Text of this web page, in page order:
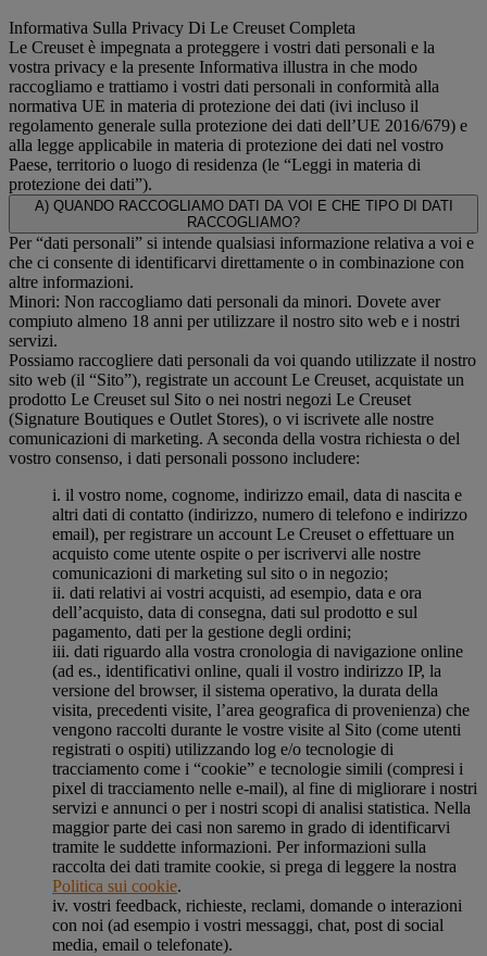
Informativa Sulla Privacy Di Le Creuset Completa
Le Creuset è impegnata a proteggere i vostri dati personali e la
vostra privacy e la presente Informativa illustra in che modo
raccogliamo e trattiamo i vostri dati personali in conformità alla
normativa UE in materia di protezione dei dati (ivi incluso il
regolamento generale sulla protezione dei dati dell’UE 2016/679) e
alla legge applicabile in materia di protezione dei dati nel vostro
Paese, territorio o luogo di residenza (le “Leggi in materia di
protezione dei dati”).
A) QUANDO RACCOGLIAMO DATI DA VOI E CHE TIPO DI DATI
RACCOGLIAMO?
Per “dati personali” si intende qualsiasi informazione relativa a voi e
che ci consente di identificarvi direttamente o in combinazione con
altre informazioni.
Minori: Non raccogliamo dati personali da minori. Dovete aver
compiuto almeno 18 anni per utilizzare il nostro sito web e i nostri
servizi.
Possiamo raccogliere dati personali da voi quando utilizzate il nostro
sito web (il “Sito”), registrate un account Le Creuset, acquistate un
prodotto Le Creuset sul Sito o nei nostri negozi Le Creuset
(Signature Boutiques e Outlet Stores), o vi iscrivete alle nostre
comunicazioni di marketing. A seconda della vostra richiesta o del
vostro consenso, i dati personali possono includere:
i. il vostro nome, cognome, indirizzo email, data di nascita e
altri dati di contatto (indirizzo, numero di telefono e indirizzo
email), per registrare un account Le Creuset o effettuare un
acquisto come utente ospite o per iscrivervi alle nostre
comunicazioni di marketing sul sito o in negozio;
ii. dati relativi ai vostri acquisti, ad esempio, data e ora
dell’acquisto, data di consegna, dati sul prodotto e sul
pagamento, dati per la gestione degli ordini;
iii. dati riguardo alla vostra cronologia di navigazione online
(ad es., identificativi online, quali il vostro indirizzo IP, la
versione del browser, il sistema operativo, la durata della
visita, precedenti visite, l’area geografica di provenienza) che
vengono raccolti durante le vostre visite al Sito (come utenti
registrati o ospiti) utilizzando log e/o tecnologie di
tracciamento come i “cookie” e tecnologie simili (compresi i
pixel di tracciamento nelle e-mail), al fine di migliorare i nostri
servizi e annunci o per i nostri scopi di analisi statistica. Nella
maggior parte dei casi non saremo in grado di identificarvi
tramite le suddette informazioni. Per informazioni sulla
raccolta dei dati tramite cookie, si prega di leggere la nostra
Politica sui cookie.
iv. vostri feedback, richieste, reclami, domande o interazioni
con noi (ad esempio i vostri messaggi, chat, post di social
media, email o telefonate).